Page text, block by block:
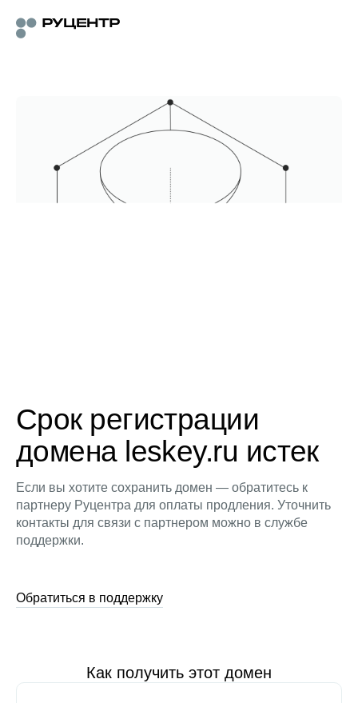
Срок регистрации
домена leskey.ru истек
Если вы хотите сохранить домен — обратитесь к
партнеру Руцентра для оплаты продления. Уточнить
контакты для связи с партнером можно в службе
поддержки.
Обратиться в поддержку
Как получить этот домен